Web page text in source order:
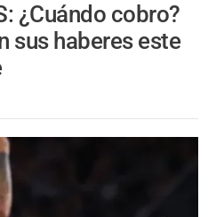
¿Cuándo cobro?
sus haberes este